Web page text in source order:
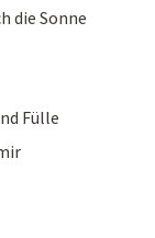
die Sonne
Fülle